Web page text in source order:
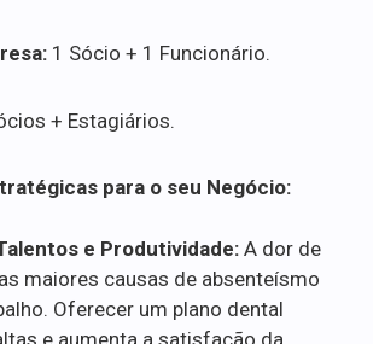
1 Sócio + 1 Funcionário.
+ Estagiários.
para o seu Negócio:
e Produtividade: A dor de
maiores causas de absenteísmo
Oferecer um plano dental
e aumenta a satisfação da